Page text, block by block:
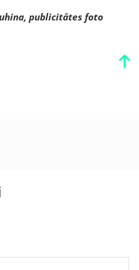
publicitātes foto